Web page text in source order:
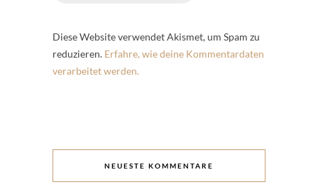
Diese Website verwendet Akismet, um Spam zu
reduzieren. Erfahre, wie deine Kommentardaten
verarbeitet werden.
NEUESTE KOMMENTARE